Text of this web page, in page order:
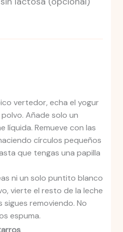
vertedor, echa el yogur
Añade solo un
líquida. Remueve con las
círculos pequeños
que tengas una papilla
ni un solo puntito blanco
vierte el resto de la leche
removiendo. No
espuma.